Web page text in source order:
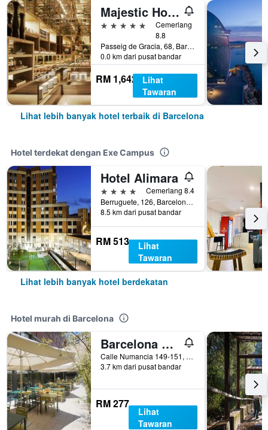
Majestic Hotel & Spa Barcelona Gl
5 bintang
Cemerlang
8.8
Passeig de Gracia, 68, Barcelona, Sepanyol
0.0 km dari pusat bandar
RM 1,642
Lihat
Tawaran
Lihat lebih banyak hotel terbaik di Barcelona
Hotel terdekat dengan Exe Campus
Hotel Alimara
4 bintang
Cemerlang 8.4
Berruguete, 126, Barcelona, Sepanyol
8.5 km dari pusat bandar
RM 513
Lihat
Tawaran
Lihat lebih banyak hotel berdekatan
Hotel murah di Barcelona
Barcelona Pere Tarres Youth Hostel
Calle Numancia 149-151, Barcelona, Sepanyol
3.7 km dari pusat bandar
RM 277
Lihat
Tawaran